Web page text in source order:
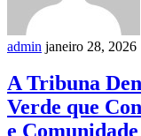
admin janeiro 28, 2026
A Tribuna
Verde que
e Comunidade